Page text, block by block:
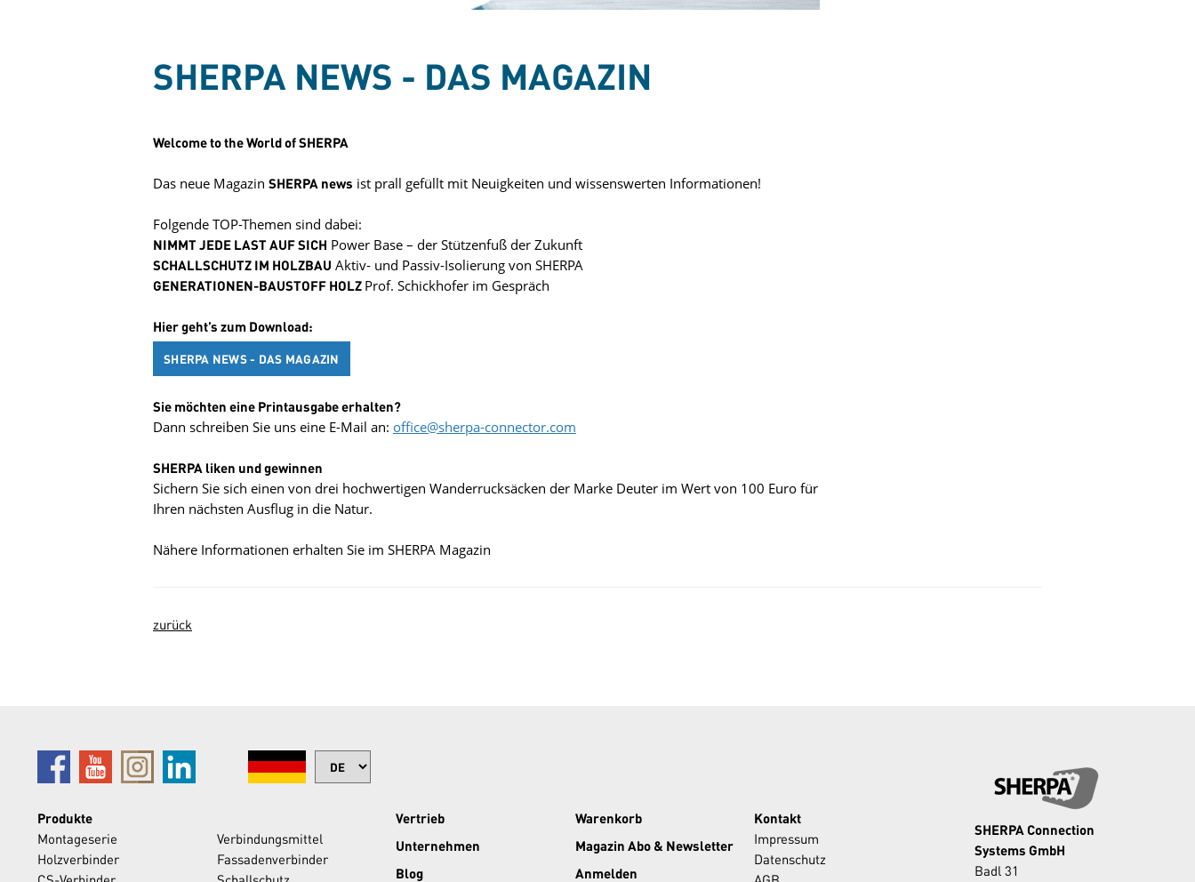
SHERPA NEWS - DAS MAGAZIN
Welcome to the World of SHERPA
Das neue Magazin SHERPA news ist prall gefüllt mit Neuigkeiten und wissenswerten Informationen!
Folgende TOP-Themen sind dabei:
NIMMT JEDE LAST AUF SICH Power Base – der Stützenfuß der Zukunft
SCHALLSCHUTZ IM HOLZBAU Aktiv- und Passiv-Isolierung von SHERPA
GENERATIONEN-BAUSTOFF HOLZ Prof. Schickhofer im Gespräch
Hier geht’s zum Download:
SHERPA NEWS - DAS MAGAZIN
Sie möchten eine Printausgabe erhalten?
Dann schreiben Sie uns eine E-Mail an: office@sherpa-connector.com
SHERPA liken und gewinnen
Sichern Sie sich einen von drei hochwertigen Wanderrucksäcken der Marke Deuter im Wert von 100 Euro für
Ihren nächsten Ausflug in die Natur.
Nähere Informationen erhalten Sie im SHERPA Magazin
zurück
SHERPA Connection
Systems GmbH
Badl 31
Produkte
Montageserie
Holzverbinder
Verbindungsmittel
Fassadenverbinder
Vertrieb
Unternehmen
Blog
Warenkorb
Magazin Abo & Newsletter
Anmelden
Kontakt
Impressum
Datenschutz